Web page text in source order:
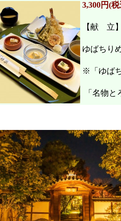
3,300円(
【献 立
ゆばちり
※「ゆば
「名物と